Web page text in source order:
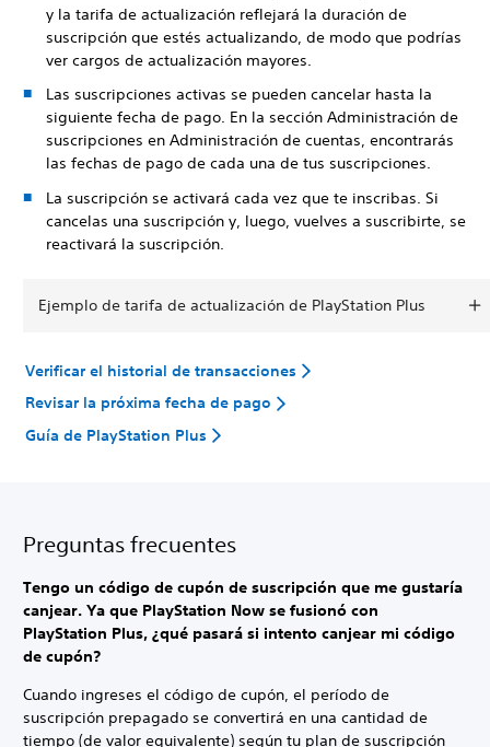
y la tarifa de actualización reflejará la duración de
suscripción que estés actualizando, de modo que podrías
ver cargos de actualización mayores.
Las suscripciones activas se pueden cancelar hasta la
siguiente fecha de pago. En la sección Administración de
suscripciones en Administración de cuentas, encontrarás
las fechas de pago de cada una de tus suscripciones.
La suscripción se activará cada vez que te inscribas. Si
cancelas una suscripción y, luego, vuelves a suscribirte, se
reactivará la suscripción.
Ejemplo de tarifa de actualización de PlayStation Plus
Verificar el historial de transacciones
Revisar la próxima fecha de pago
Guía de PlayStation Plus
Preguntas frecuentes
Tengo un código de cupón de suscripción que me gustaría
canjear. Ya que PlayStation Now se fusionó con
PlayStation Plus, ¿qué pasará si intento canjear mi código
de cupón?
Cuando ingreses el código de cupón, el período de
suscripción prepagado se convertirá en una cantidad de
tiempo (de valor equivalente) según tu plan de suscripción